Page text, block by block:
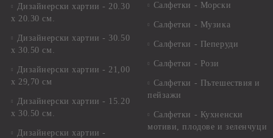
Дизайнерски хартии - 20.30
х 20.30 см.
Дизайнерски хартии - 30.50
х 30.50 см.
Дизайнерски хартии - 21,00
х 29,70 см
Дизайнерски хартии - 15.20
x 30.50 см.
Дизайнерски хартии -
Салфетки - Морски
Салфетки - Музика
Салфетки - Пеперуди
Салфетки - Рози
Салфетки - Пътешествия и
пейзажи
Салфетки - Кухненски
мотиви, плодове и зеленчуци